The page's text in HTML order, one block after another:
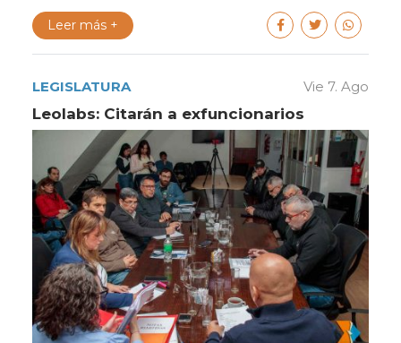
Leer más +
LEGISLATURA Vie 7. Ago
Leolabs: Citarán a exfuncionarios